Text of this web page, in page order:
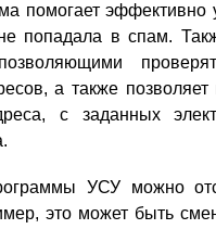
помогает эффективно
попадала в спам.
а также
с заданных
УСУ можно
это может быть